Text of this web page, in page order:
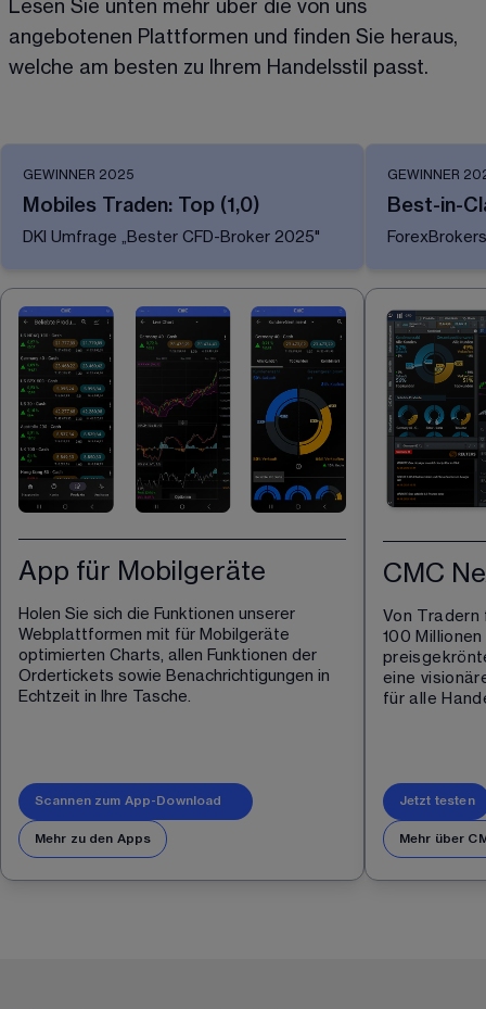
Lesen Sie unten mehr über die von uns
angebotenen Plattformen und finden Sie heraus,
welche am besten zu Ihrem Handelsstil passt.
GEWINNER 2025
Mobiles Traden: Top (1,0)
DKI Umfrage „Bester CFD-Broker 2025"
App für Mobilgeräte
Holen Sie sich die Funktionen unserer
Webplattformen mit für Mobilgeräte
optimierten Charts, allen Funktionen der
Ordertickets sowie Benachrichtigungen in
Echtzeit in Ihre Tasche.
Scannen zum App-Download
Mehr zu den Apps
GEWINNER
Best-in-
CMC
Von
100
eine
für alle
Jetzt testen
Mehr über